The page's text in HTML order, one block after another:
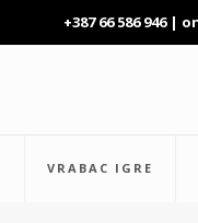
+387 66 586 946 |
VRABAC IGRE